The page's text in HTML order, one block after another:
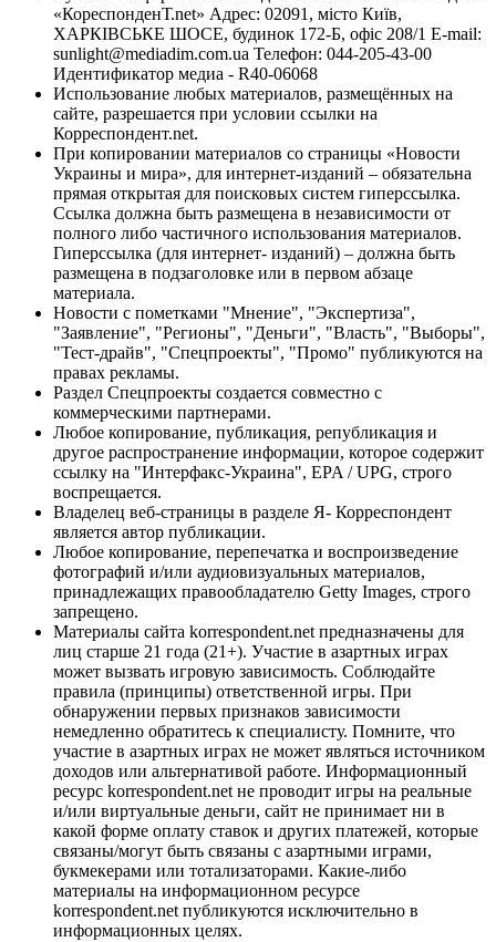
«КореспонденТ.net» Адрес: 02091, місто Київ,
ХАРКІВСЬКЕ ШОСЕ, будинок 172-Б, офіс 208/1 E-mail:
sunlight@mediadim.com.ua Телефон: 044-205-43-00
Идентификатор медиа - R40-06068
Использование любых материалов, размещённых на
сайте, разрешается при условии ссылки на
Корреспондент.net.
При копировании материалов со страницы «Новости
Украины и мира», для интернет-изданий – обязательна
прямая открытая для поисковых систем гиперссылка.
Ссылка должна быть размещена в независимости от
полного либо частичного использования материалов.
Гиперссылка (для интернет- изданий) – должна быть
размещена в подзаголовке или в первом абзаце
материала.
Новости с пометками "Мнение", "Экспертиза",
"Заявление", "Регионы", "Деньги", "Власть", "Выборы",
"Тест-драйв", "Спецпроекты", "Промо" публикуются на
правах рекламы.
Раздел Спецпроекты создается совместно с
коммерческими партнерами.
Любое копирование, публикация, републикация и
другое распространение информации, которое содержит
ссылку на "Интерфакс-Украина", EPA / UPG, строго
воспрещается.
Владелец веб-страницы в разделе Я- Корреспондент
является автор публикации.
Любое копирование, перепечатка и воспроизведение
фотографий и/или аудиовизуальных материалов,
принадлежащих правообладателю Getty Images, строго
запрещено.
Материалы сайта korrespondent.net предназначены для
лиц старше 21 года (21+). Участие в азартных играх
может вызвать игровую зависимость. Соблюдайте
правила (принципы) ответственной игры. При
обнаружении первых признаков зависимости
немедленно обратитесь к специалисту. Помните, что
участие в азартных играх не может являться источником
доходов или альтернативой работе. Информационный
ресурс korrespondent.net не проводит игры на реальные
и/или виртуальные деньги, сайт не принимает ни в
какой форме оплату ставок и других платежей, которые
связаны/могут быть связаны с азартными играми,
букмекерами или тотализаторами. Какие-либо
материалы на информационном ресурсе
korrespondent.net публикуются исключительно в
информационных целях.